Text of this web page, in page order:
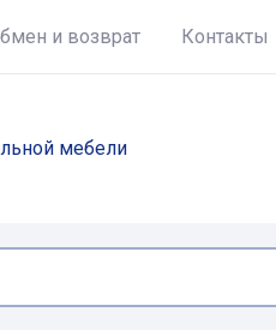
и возврат Контакты
мебели